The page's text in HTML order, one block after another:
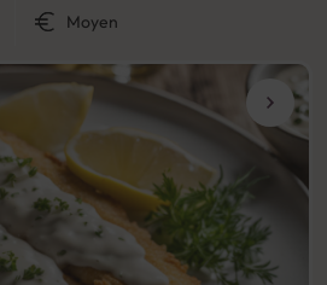
Moyen